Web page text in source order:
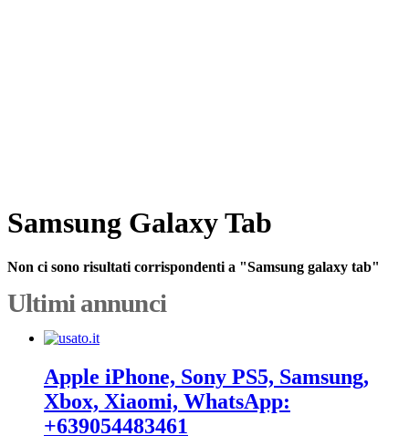
Samsung Galaxy Tab
Non ci sono risultati corrispondenti a "Samsung galaxy tab"
Ultimi annunci
Apple iPhone, Sony PS5, Samsung,
Xbox, Xiaomi, WhatsApp:
+639054483461